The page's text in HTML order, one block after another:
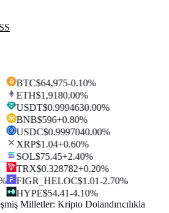
BTC$64,975-0.10%
ETH$1,9180.00%
USDT$0.9994630.00%
BNB$596+0.80%
USDC$0.9997040.00%
XRP$1.04+0.60%
SOL$75.45+2.40%
TRX$0.328782+0.20%
FIGR_HELOC$1.01-2.70%
HYPE$54.41-4.10%
Milletler: Kripto Dolandırıcılıkla